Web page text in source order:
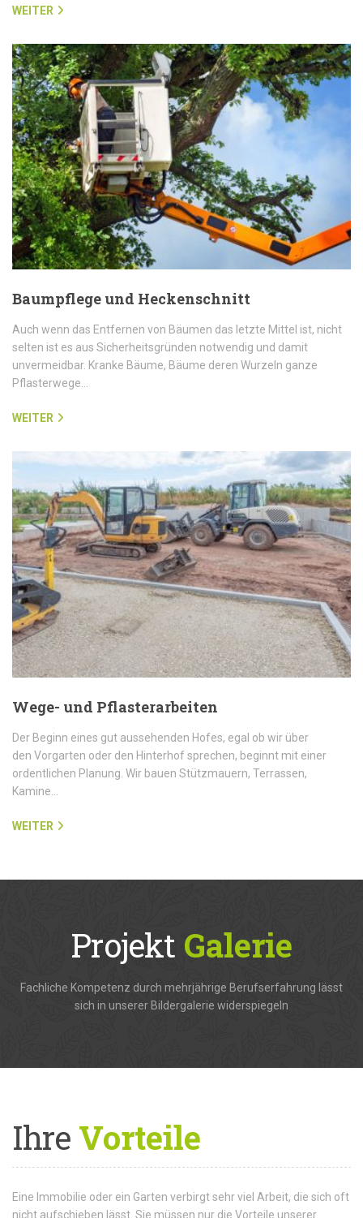
WEITER
Baumpflege und Heckenschnitt
Auch wenn das Entfernen von Bäumen das letzte Mittel ist, nicht
selten ist es aus Sicherheitsgründen notwendig und damit
unvermeidbar. Kranke Bäume, Bäume deren Wurzeln ganze
Pflasterwege…
WEITER
Wege- und Pflasterarbeiten
Der Beginn eines gut aussehenden Hofes, egal ob wir über
den Vorgarten oder den Hinterhof sprechen, beginnt mit einer
ordentlichen Planung. Wir bauen Stützmauern, Terrassen,
Kamine…
WEITER
Projekt Galerie
Fachliche Kompetenz durch mehrjährige Berufserfahrung lässt
sich in unserer Bildergalerie widerspiegeln
IhreVorteile
Eine Immobilie oder ein Garten verbirgt sehr viel Arbeit, die sich oft
nicht aufschieben lässt. Sie müssen nur die Vorteile unserer